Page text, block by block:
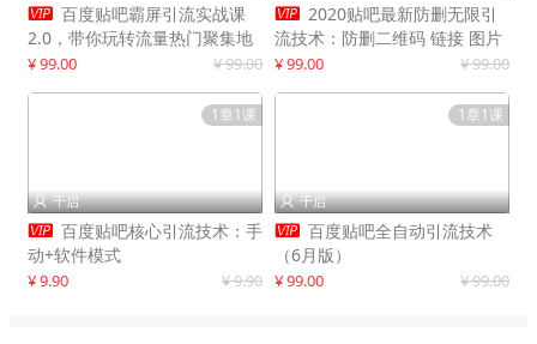
 百度贴吧霸屏引流实战课
2.0，带你玩转流量热门聚集地
¥ 99.00 ¥ 99.00
 2020贴吧最新防删无限引
流技术：防删二维码 链接 图片
制作
¥ 99.00 ¥ 99.00
1章1课
 千启
 百度贴吧核心引流技术：手
动+软件模式
¥ 9.90 ¥ 9.90
1章1课
 千启
 百度贴吧全自动引流技术
（6月版）
¥ 99.00 ¥ 99.00